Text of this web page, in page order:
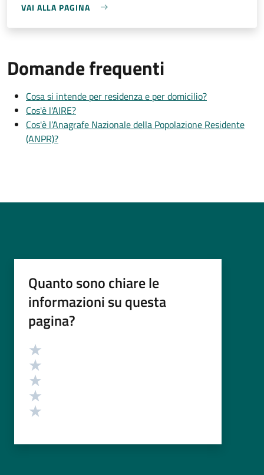
VAI ALLA PAGINA
Domande frequenti
Cosa si intende per residenza e per domicilio?
Cos'è l'AIRE?
Cos'è l’Anagrafe Nazionale della Popolazione Residente
(ANPR)?
Quanto sono chiare le
informazioni su questa
pagina?
Valutazione